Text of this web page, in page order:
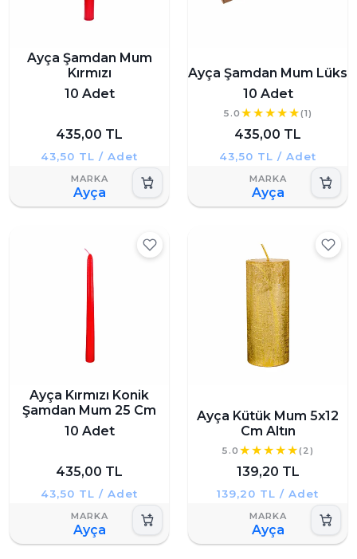
Ayça Şamdan Mum
Kırmızı
10 Adet
435,00 TL
43,50 TL / Adet
Ayça
Ayça Şamdan Mum Lüks
10 Adet
5.0 (1)
435,00 TL
43,50 TL / Adet
Ayça
Ayça Kırmızı Konik
Şamdan Mum 25 Cm
10 Adet
435,00 TL
43,50 TL / Adet
Ayça
Ayça Kütük Mum 5x12
Cm Altın
5.0 (2)
139,20 TL
139,20 TL / Adet
Ayça